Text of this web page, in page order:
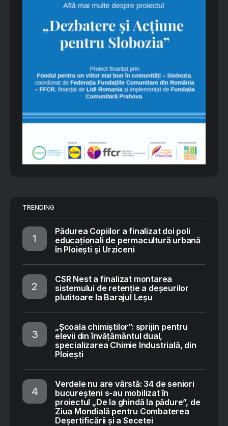
TRENDING
Pădurea Copiilor a finalizat doi poli
educaționali de permacultură urbană
în Ploiești și Urziceni
CSR Nest a finalizat montarea
sistemului de retenție a deșeurilor
plutitoare la Barajul Leșu
„Școala chimiștilor”: sprijin pentru
elevii din învățământul dual,
specializarea Chimie Industrială, din
Ploiești
Verdele nu are vârstă: 34 de seniori
bucureșteni s-au mobilizat în
proiectul „De la ghindă la pădure”, de
Ziua Mondială pentru Combaterea
Deșertificării și a Secetei